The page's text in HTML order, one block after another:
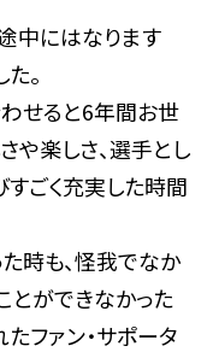
中にはなります
。
せると6年間お世
や楽しさ、選手とし
ごく充実した時間
時も、怪我でなか
とができなかった
ファン・サポータ